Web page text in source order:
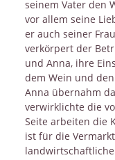
seinem Vater den
vor allem seine
er auch seiner
verkörpert der
und Anna, ihre
dem Wein und
Anna übernahm
verwirklichte die
Seite arbeiten die
ist für die